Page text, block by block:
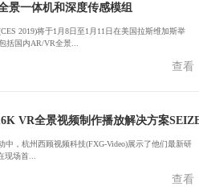
景一体机和深度传感模组
2019)将于1月8日至1月11日在美国拉斯维加斯举
括国内AR/VR全景...
查看
VR全景视频制作播放解决方案
中，杭州西顾视频科技(FXG-Video)展示了他们最新研
现场首...
查看